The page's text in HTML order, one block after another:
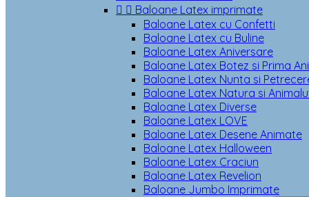
  Baloane Latex imprimate
Baloane Latex cu Confetti
Baloane Latex cu Buline
Baloane Latex Aniversare
Baloane Latex Botez si Prima
Baloane Latex Nunta si
Baloane Latex Natura si
Baloane Latex Diverse
Baloane Latex LOVE
Baloane Latex Desene Animate
Baloane Latex Halloween
Baloane Latex Craciun
Baloane Latex Revelion
Baloane Jumbo Imprimate